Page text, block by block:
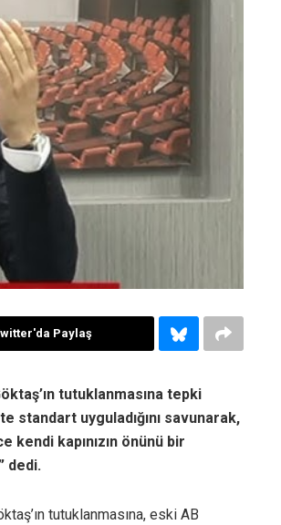
Paylaş
tutuklanmasına tepki
standart uyguladığını savunarak,
kendi kapınızın önünü bir
dedi.
tutuklanmasına, eski AB